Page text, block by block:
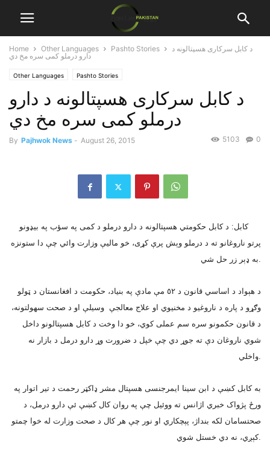
Home Other Languages Pashto Stories
د کابل سرکارى هسپتالونه د
دارو درملو کمى سره مخ دي
Other Languages Pashto Stories
د کابل سرکارى هسپتالونه د دارو
درملو کمى سره مخ دي
By Pajhwok News - August 26, 2015 0
5103
کابل: د کابل حکومتي هسپتالونه د دارو درملو د کمى په سؤب په بيډونو
پرتو ناروغانو ته د درملو وېش پرې کړى، خو ماليې وزارت وائي چې دا ستونزه
به ډېر زر حل شي.
د هېواد د اساسي قانون د ٥٢ مې مادې په بنياد، حکومت د افغانستان د ټولو
وګړو د پاره د ناروغيو د مخنيوي او علاج معالجې وسيلې او د صحت سهولتونه،
د قانون حكمونو سره سم عملى کوي، خو دا وخت د کابل هسپتالونو داخل
شوي ناروغان دې ته جوړ دي چې خپل د ضرورت وړ دارو درمل د بازار نه
واخلي.
به کابل کښې د ابن سينا ايمرجنسى هسپتال مشر ډاکټر رحمت د تير اتوار په
ورځ پژواک خبري اژانس ته ووئيل چې په روان کال کښې ئې دارو درمل، د
صحتسامان لکه بنداژ، پېچکاري او نور چې هر کال د صحت وزارت له خوا چمتو
کېږي، نه دي خستل شوي.